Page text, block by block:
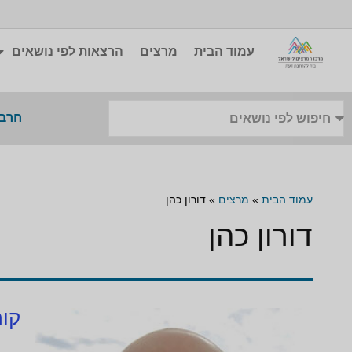
עמוד הבית מרצים הרצאות לפי נושאים
עמוד הבית » מרצים »דורון כהן
דורון כהן